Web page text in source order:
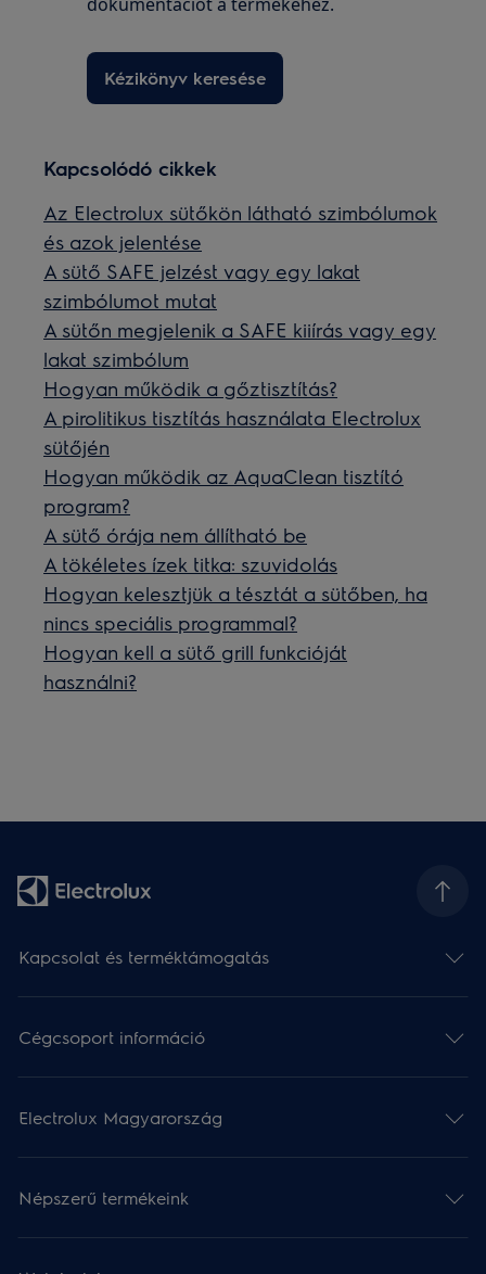
Kézikönyv keresése
Kapcsolódó cikkek
Az Electrolux sütőkön látható szimbólumok
és azok jelentése
A sütő SAFE jelzést vagy egy lakat
szimbólumot mutat
A sütőn megjelenik a SAFE kiiírás vagy egy
lakat szimbólum
Hogyan működik a gőztisztítás?
A pirolitikus tisztítás használata Electrolux
sütőjén
Hogyan működik az AquaClean tisztító
program?
A sütő órája nem állítható be
A tökéletes ízek titka: szuvidolás
Hogyan kelesztjük a tésztát a sütőben, ha
nincs speciális programmal?
Hogyan kell a sütő grill funkcióját
használni?
Kapcsolat és terméktámogatás
Cégcsoport információ
Electrolux Magyarország
Népszerű termékeink